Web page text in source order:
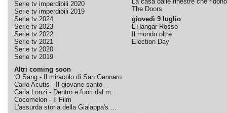
Serie tv imperdibili 2020
Serie tv imperdibili 2019
Serie tv 2024
Serie tv 2023
Serie tv 2022
Serie tv 2021
Serie tv 2020
Serie tv 2019
Altri coming soon
'O Sang - Il miracolo di San Gennaro
Carlo Acutis - Il giovane santo
Carla Lonzi - Dentro e fuori dal m...
Cocomelon - Il Film
L'assurda storia della Gialappa's ...
The Doors
giovedì 9 luglio
L'Hangar Rosso
Il mondo oltre
Election Day